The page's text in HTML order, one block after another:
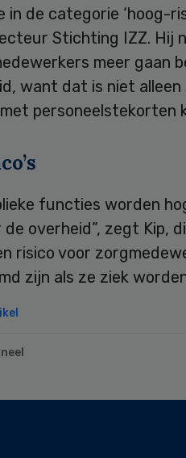
in de categorie ‘hoog-
Stichting IZZ. Hij
meer gaan
want dat is niet
personeelstekorten
functies worden
overheid”, zegt Kip,
risico voor
zijn als ze ziek